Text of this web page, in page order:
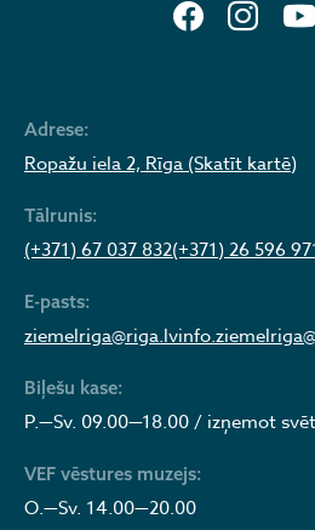
Adrese:
Ropažu iela 2, Rīga (Skatīt kartē)
Tālrunis:
(+371) 67 037 832(+371) 26 596
E-pasts:
ziemelriga@riga.lv
Biļešu kase:
P.—Sv. 09.00—18.00 / izņemot
VEF vēstures muzejs:
O.—Sv. 14.00—20.00